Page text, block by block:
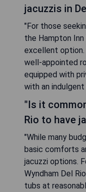
jacuzzis in
"For those
the Hampton
excellent
well-appointed
equipped with
with an
"Is it
Rio to have
"While many
basic comforts
jacuzzi options.
Wyndham Del
tubs at